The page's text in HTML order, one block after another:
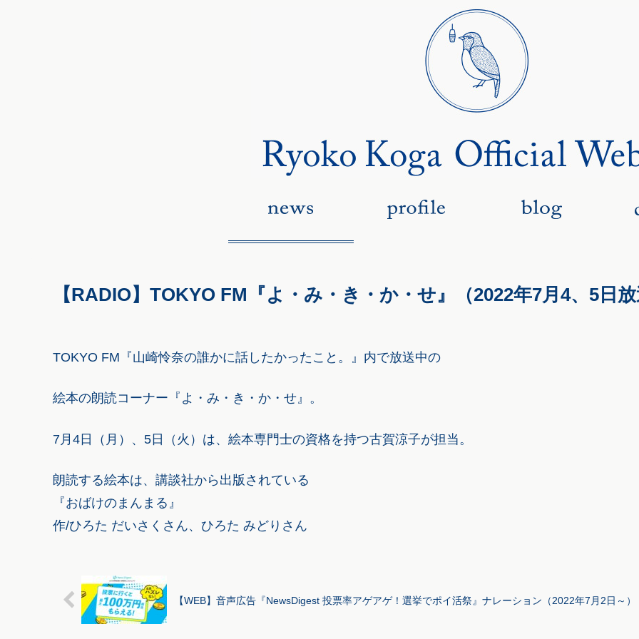
【RADIO】TOKYO FM『よ・み・き・か・せ』（2022年7月4、5日
TOKYO FM『山崎怜奈の誰かに話したかったこと。』内で放送中の
絵本の朗読コーナー『よ・み・き・か・せ』。
7月4日（月）、5日（火）は、絵本専門士の資格を持つ古賀涼子が担当。
朗読する絵本は、講談社から出版されている
『おばけのまんまる』
作/ひろた だいさくさん、ひろた みどりさん
【WEB】音声広告『NewsDigest 投票率アゲアゲ！選挙でポイ活祭』ナレーション（2022年7月2日～）